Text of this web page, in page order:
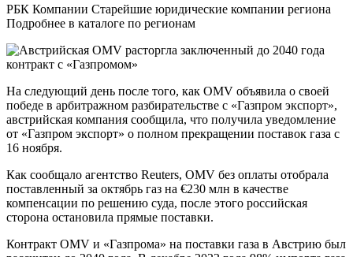
РБК Компании Старейшие юридические компании региона
Подробнее в каталоге по регионам
На следующий день после того, как OMV объявила о своей
победе в арбитражном разбирательстве с «Газпром экспорт»,
австрийская компания сообщила, что получила уведомление
от «Газпром экспорт» о полном прекращении поставок газа с
16 ноября.
Как сообщало агентство Reuters, OMV без оплаты отобрала
поставленный за октябрь газ на €230 млн в качестве
компенсации по решению суда, после этого российская
сторона остановила прямые поставки.
Контракт OMV и «Газпрома» на поставки газа в Австрию был